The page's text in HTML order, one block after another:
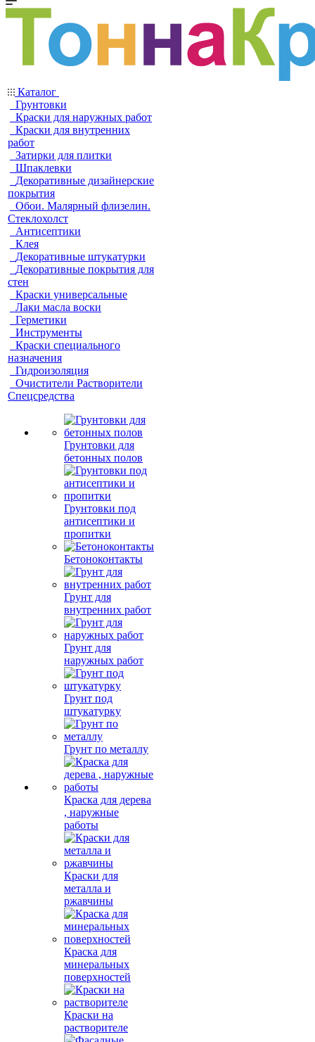
Каталог
Грунтовки
Краски для наружных работ
Краски для внутренних
работ
Затирки для плитки
Шпаклевки
Декоративные дизайнерские
покрытия
Обои. Малярный флизелин.
Стеклохолст
Антисептики
Клея
Декоративные штукатурки
Декоративные покрытия для
стен
Краски универсальные
Лаки масла воски
Герметики
Инструменты
Краски специального
назначения
Гидроизоляция
Очистители Растворители
Спецсредства
Грунтовки для
бетонных полов
Грунтовки под
антисептики и
пропитки
Бетоноконтакты
Грунт для
внутренних работ
Грунт для
наружных работ
Грунт под
штукатурку
Грунт по металлу
Краска для дерева
, наружные
работы
Краски для
металла и
ржавчины
Краска для
минеральных
поверхностей
Краски на
растворителе